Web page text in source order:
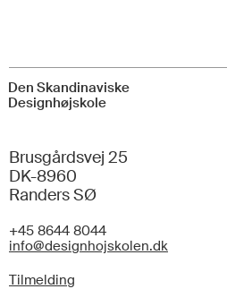
Den Skandinaviske
Designhøjskole
Brusgårdsvej 25
DK-8960
Randers SØ
+45 8644 8044
info@designhojskolen.dk
Tilmelding